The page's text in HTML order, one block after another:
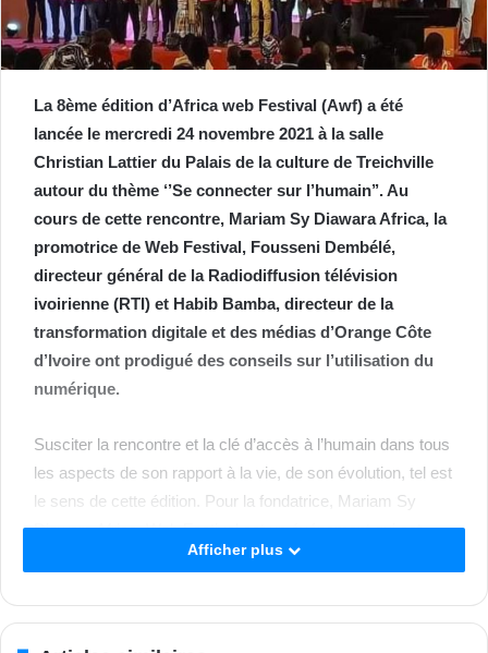
La 8ème édition d’Africa web Festival (Awf) a été
lancée le mercredi 24 novembre 2021 à la salle
Christian Lattier du Palais de la culture de Treichville
autour du thème ‘’Se connecter sur l’humain’’. Au
cours de cette rencontre, Mariam Sy Diawara Africa, la
promotrice de Web Festival, Fousseni Dembélé,
directeur général de la Radiodiffusion télévision
ivoirienne (RTI) et Habib Bamba, directeur de la
transformation digitale et des médias d’Orange Côte
d’Ivoire ont prodigué des conseils sur l’utilisation du
numérique.
Susciter la rencontre et la clé d’accès à l’humain dans tous
les aspects de son rapport à la vie, de son évolution, tel est
le sens de cette édition. Pour la fondatrice, Mariam Sy
Diawara Africa, Web Festival est un événement qui est
censé célébrer l’innovation technologique, encourager les
Afficher plus